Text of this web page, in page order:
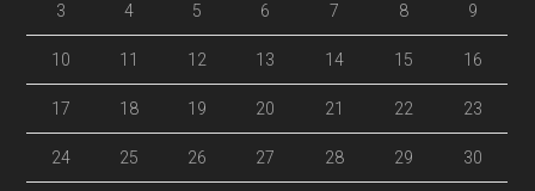
3 4 5 6 7 8 9
10 11 12 13 14 15 16
17 18 19 20 21 22 23
24 25 26 27 28 29 30